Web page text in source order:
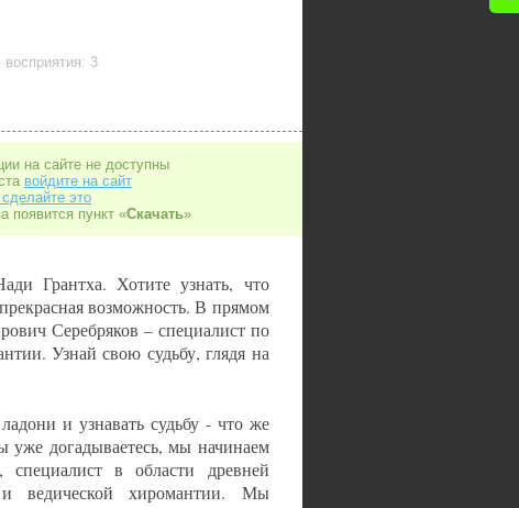
3
на сайте не доступны
войдите на сайт
сделайте это
появится пункт «Скачать»
Грантха. Хотите узнать, что
возможность. В прямом
Серебряков – специалист по
Узнай свою судьбу, глядя на
и узнавать судьбу - что же
уже догадываетесь, мы начинаем
в области древней
ведической хиромантии. Мы